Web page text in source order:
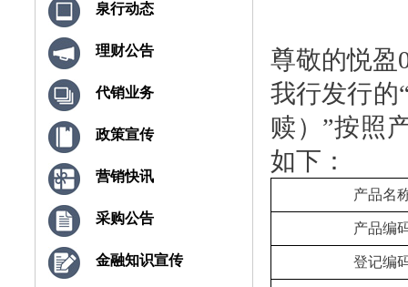
泉行动态
理财公告
代销业务
政策宣传
营销快讯
采购公告
金融知识宣传
尊敬的悦盈
我行发行的
赎）”按照
如下：
产品名
产品编
登记编